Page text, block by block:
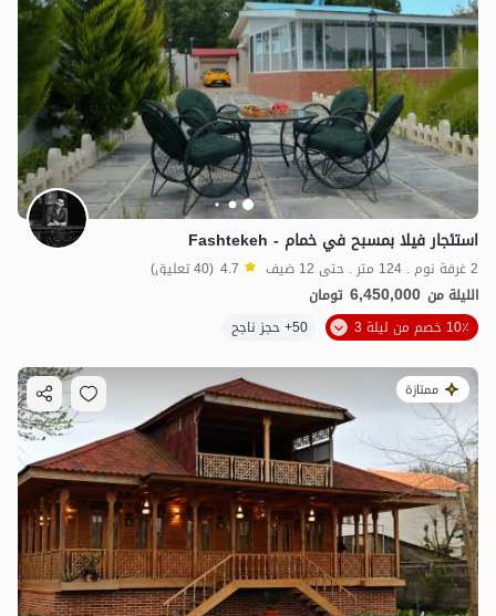
استئجار فيلا بمسبح في خمام - Fashtekeh
2 غرفة نوم . 124 متر . حتى 12 ضيف 4.7 (40 تعليق)
الليلة من 6,450,000 تومان
10٪ خصم من ليلة 3
50+ حجز ناجح
ممتازة